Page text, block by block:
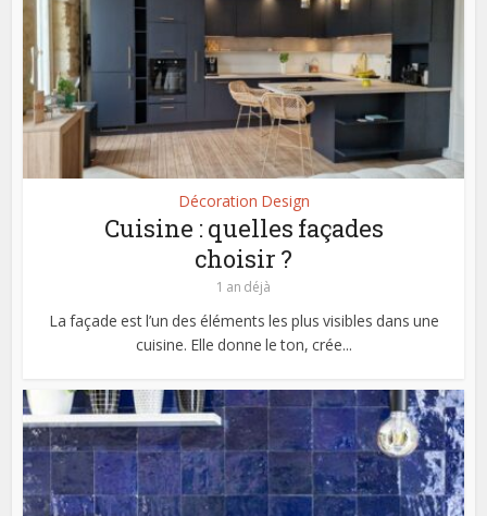
Décoration Design
Cuisine : quelles façades
choisir ?
1 an déjà
La façade est l’un des éléments les plus visibles dans une
cuisine. Elle donne le ton, crée...